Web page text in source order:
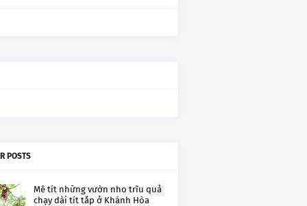
POSTS
Mê tít những vườn nho trĩu quả
chạy dài tít tắp ở Khánh Hòa